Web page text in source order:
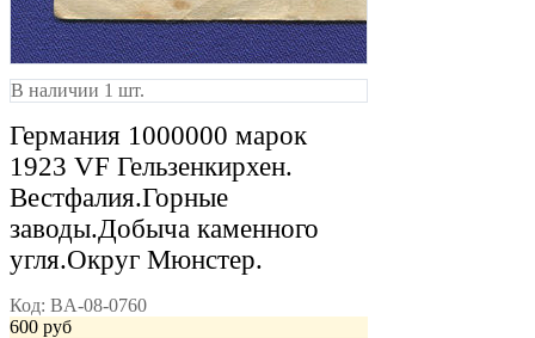
В наличии 1 шт.
Германия 1000000 марок
1923 VF Гельзенкирхен.
Вестфалия.Горные
заводы.Добыча каменного
угля.Округ Мюнстер.
Код: BA-08-0760
600 руб